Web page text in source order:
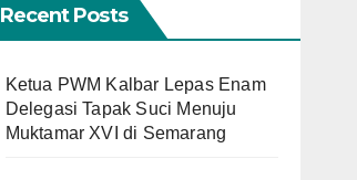
Recent Posts
Ketua PWM Kalbar Lepas Enam
Delegasi Tapak Suci Menuju
Muktamar XVI di Semarang